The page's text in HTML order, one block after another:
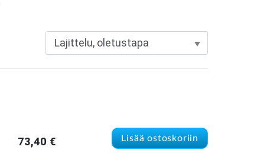
73,40 € Lisää ostoskoriin